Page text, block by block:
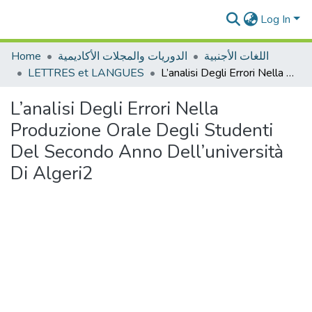
Log In
Home الدوريات والمجلات الأكاديمية
اللغات الأجنبية
LETTRES et LANGUES
L’analisi Degli Errori Nella Produzione Orale Degli Studenti Del Secondo Anno Dell’università Di Algeri2
L’analisi Degli Errori Nella
Produzione Orale Degli Studenti
Del Secondo Anno Dell’università
Di Algeri2